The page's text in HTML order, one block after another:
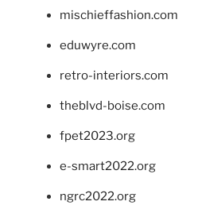
mischieffashion.com
eduwyre.com
retro-interiors.com
theblvd-boise.com
fpet2023.org
e-smart2022.org
ngrc2022.org